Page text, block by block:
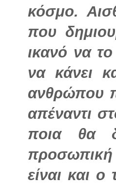
κόσμο.
που
ικανό να
να κάνει
ανθρώπου
απέναντι
ποια θα
είναι και ο